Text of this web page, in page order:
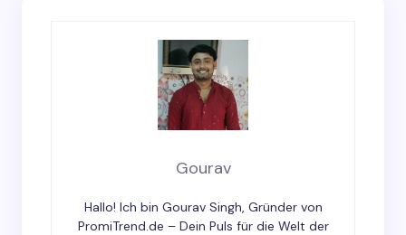
Your Comment *
Gourav
Hallo! Ich bin Gourav Singh, Gründer von
PromiTrend.de – Dein Puls für die Welt der